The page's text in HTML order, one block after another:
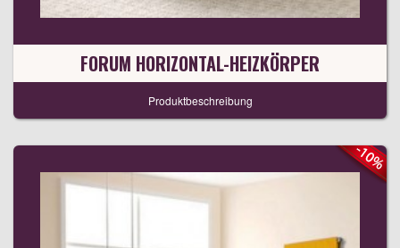
FORUM HORIZONTAL-HEIZKÖRPER
Produktbeschreibung